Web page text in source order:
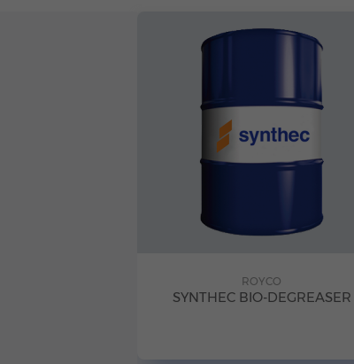
ROYCO
SYNTHEC BIO-DEGREASER